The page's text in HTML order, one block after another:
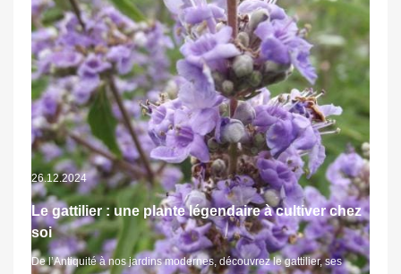
26.12.2024
Le gattilier : une plante légendaire à cultiver chez
soi
De l’Antiquité à nos jardins modernes, découvrez le gattilier, ses